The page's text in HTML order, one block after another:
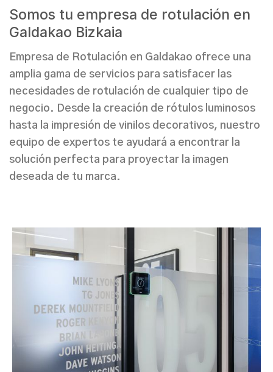
Somos tu empresa de rotulación en
Galdakao Bizkaia
Empresa de Rotulación en Galdakao ofrece una
amplia gama de servicios para satisfacer las
necesidades de rotulación de cualquier tipo de
negocio. Desde la creación de rótulos luminosos
hasta la impresión de vinilos decorativos, nuestro
equipo de expertos te ayudará a encontrar la
solución perfecta para proyectar la imagen
deseada de tu marca.